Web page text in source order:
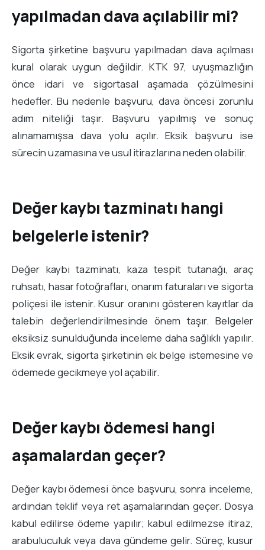
yapılmadan dava açılabilir mi?
Sigorta şirketine başvuru yapılmadan dava açılması
kural olarak uygun değildir. KTK 97, uyuşmazlığın
önce idari ve sigortasal aşamada çözülmesini
hedefler. Bu nedenle başvuru, dava öncesi zorunlu
adım niteliği taşır. Başvuru yapılmış ve sonuç
alınamamışsa dava yolu açılır. Eksik başvuru ise
sürecin uzamasına ve usul itirazlarına neden olabilir.
Değer kaybı tazminatı hangi
belgelerle istenir?
Değer kaybı tazminatı, kaza tespit tutanağı, araç
ruhsatı, hasar fotoğrafları, onarım faturaları ve sigorta
poliçesi ile istenir. Kusur oranını gösteren kayıtlar da
talebin değerlendirilmesinde önem taşır. Belgeler
eksiksiz sunulduğunda inceleme daha sağlıklı yapılır.
Eksik evrak, sigorta şirketinin ek belge istemesine ve
ödemede gecikmeye yol açabilir.
Değer kaybı ödemesi hangi
aşamalardan geçer?
Değer kaybı ödemesi önce başvuru, sonra inceleme,
ardından teklif veya ret aşamalarından geçer. Dosya
kabul edilirse ödeme yapılır; kabul edilmezse itiraz,
arabuluculuk veya dava gündeme gelir. Süreç, kusur